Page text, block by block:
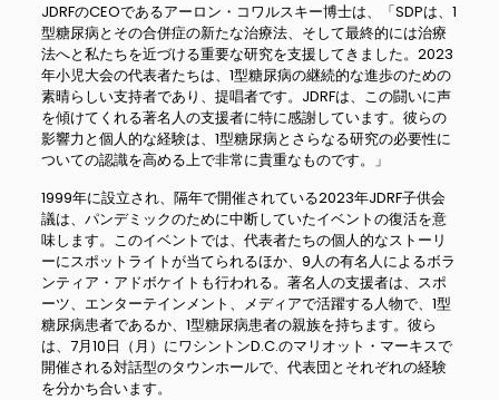
JDRFのCEOであるアーロン・コワルスキー博士は、「SDPは、1
型糖尿病とその合併症の新たな治療法、そして最終的には治療
法へと私たちを近づける重要な研究を支援してきました。2023
年小児大会の代表者たちは、1型糖尿病の継続的な進歩のための
素晴らしい支持者であり、提唱者です。JDRFは、この闘いに声
を傾けてくれる著名人の支援者に特に感謝しています。彼らの
影響力と個人的な経験は、1型糖尿病とさらなる研究の必要性に
ついての認識を高める上で非常に貴重なものです。」
1999年に設立され、隔年で開催されている2023年JDRF子供会
議は、パンデミックのために中断していたイベントの復活を意
味します。このイベントでは、代表者たちの個人的なストーリ
ーにスポットライトが当てられるほか、9人の有名人によるボラ
ンティア・アドボケイトも行われる。著名人の支援者は、スポ
ーツ、エンターテインメント、メディアで活躍する人物で、1型
糖尿病患者であるか、1型糖尿病患者の親族を持ちます。彼ら
は、7月10日（月）にワシントンD.C.のマリオット・マーキスで
開催される対話型のタウンホールで、代表団とそれぞれの経験
を分かち合います。